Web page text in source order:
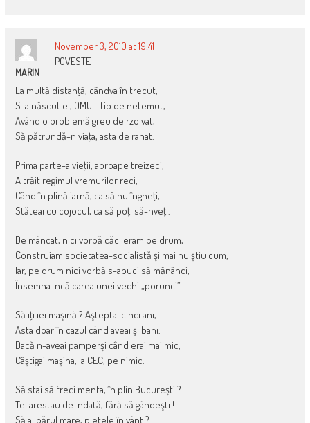
MARIN
November 3, 2010 at 19:41
POVESTE
La multă distanţă, cândva în trecut,
S-a născut el, OMUL-tip de netemut,
Având o problemă greu de rzolvat,
Să pătrundă-n viaţa, asta de rahat.
Prima parte-a vieţii, aproape treizeci,
A trăit regimul vremurilor reci,
Când în plină iarnă, ca să nu îngheţi,
Stăteai cu cojocul, ca să poţi să-nveţi.
De mâncat, nici vorbă căci eram pe drum,
Construiam societatea-socialistă şi mai nu ştiu cum,
Iar, pe drum nici vorbă s-apuci să mănânci,
Însemna-ncălcarea unei vechi „porunci”.
Să iţi iei maşină ? Aşteptai cinci ani,
Asta doar în cazul când aveai şi bani.
Dacă n-aveai pamperşi când erai mai mic,
Câştigai maşina, la CEC, pe nimic.
Să stai să freci menta, în plin Bucureşti ?
Te-arestau de-ndată, fără să gândeşti !
Să ai părul mare, pletele în vânt ?